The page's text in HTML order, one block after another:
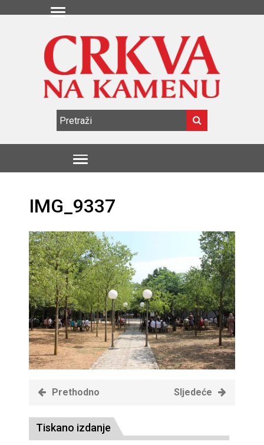
IMG_9337
Prethodno Sljedeće
Tiskano izdanje